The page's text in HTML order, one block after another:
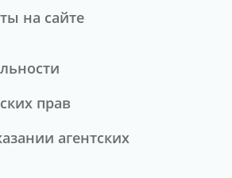
на сайте
прав
агентских